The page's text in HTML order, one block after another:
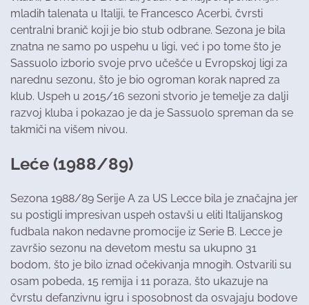
mladih talenata u Italiji, te Francesco Acerbi, čvrsti
centralni branič koji je bio stub odbrane. Sezona je bila
znatna ne samo po uspehu u ligi, već i po tome što je
Sassuolo izborio svoje prvo učešće u Evropskoj ligi za
narednu sezonu, što je bio ogroman korak napred za
klub. Uspeh u 2015/16 sezoni stvorio je temelje za dalji
razvoj kluba i pokazao je da je Sassuolo spreman da se
takmiči na višem nivou.
Leće (1988/89)
Sezona 1988/89 Serije A za US Lecce bila je značajna jer
su postigli impresivan uspeh ostavši u eliti Italijanskog
fudbala nakon nedavne promocije iz Serie B. Lecce je
završio sezonu na devetom mestu sa ukupno 31
bodom, što je bilo iznad očekivanja mnogih. Ostvarili su
osam pobeda, 15 remija i 11 poraza, što ukazuje na
čvrstu defanzivnu igru i sposobnost da osvajaju bodove